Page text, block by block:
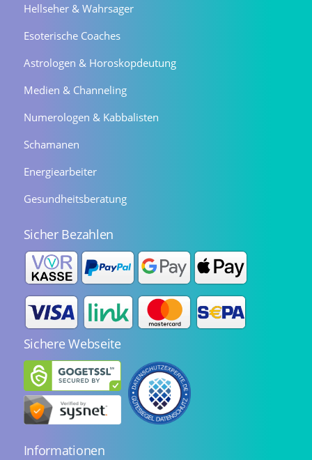
Hellseher & Wahrsager
Esoterische Coaches
Astrologen & Horoskopdeutung
Medien & Channeling
Numerologen & Kabbalisten
Schamanen
Energiearbeiter
Gesundheitsberatung
Sicher Bezahlen
Sichere Webseite
Informationen